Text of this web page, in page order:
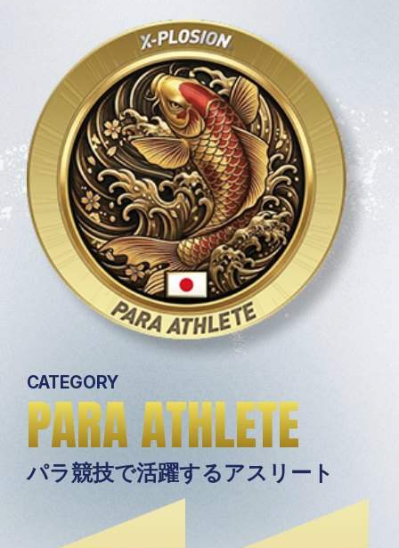
CATEGORY
PARA ATHLETE
パラ競技で活躍するアスリート